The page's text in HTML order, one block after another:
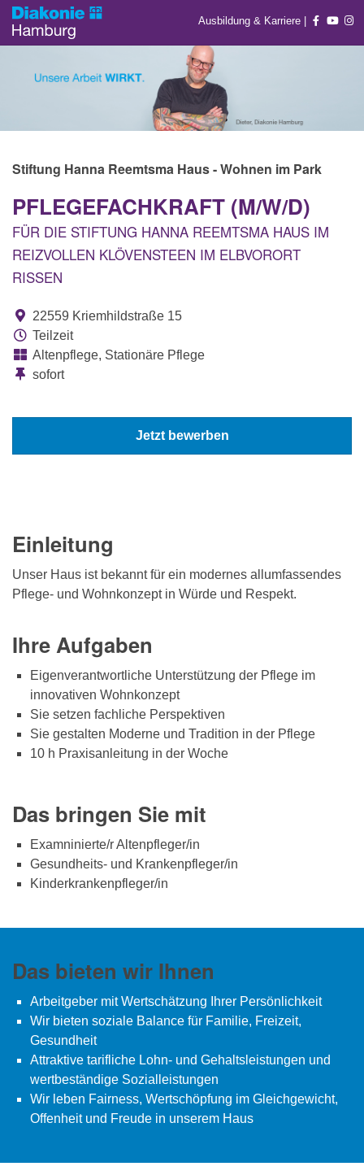
Ausbildung & Karriere |
Stiftung Hanna Reemtsma Haus - Wohnen im Park
PFLEGEFACHKRAFT (M/W/D)
FÜR DIE STIFTUNG HANNA REEMTSMA HAUS IM
REIZVOLLEN KLÖVENSTEEN IM ELBVORORT
RISSEN
22559 Kriemhildstraße 15
Teilzeit
Altenpflege, Stationäre Pflege
sofort
Jetzt bewerben
Einleitung
Unser Haus ist bekannt für ein modernes allumfassendes
Pflege- und Wohnkonzept in Würde und Respekt.
Ihre Aufgaben
Eigenverantwortliche Unterstützung der Pflege im
innovativen Wohnkonzept
Sie setzen fachliche Perspektiven
Sie gestalten Moderne und Tradition in der Pflege
10 h Praxisanleitung in der Woche
Das bringen Sie mit
Examninierte/r Altenpfleger/in
Gesundheits- und Krankenpfleger/in
Kinderkrankenpfleger/in
Das bieten wir Ihnen
Arbeitgeber mit Wertschätzung Ihrer Persönlichkeit
Wir bieten soziale Balance für Familie, Freizeit,
Gesundheit
Attraktive tarifliche Lohn- und Gehaltsleistungen und
wertbeständige Sozialleistungen
Wir leben Fairness, Wertschöpfung im Gleichgewicht,
Offenheit und Freude in unserem Haus